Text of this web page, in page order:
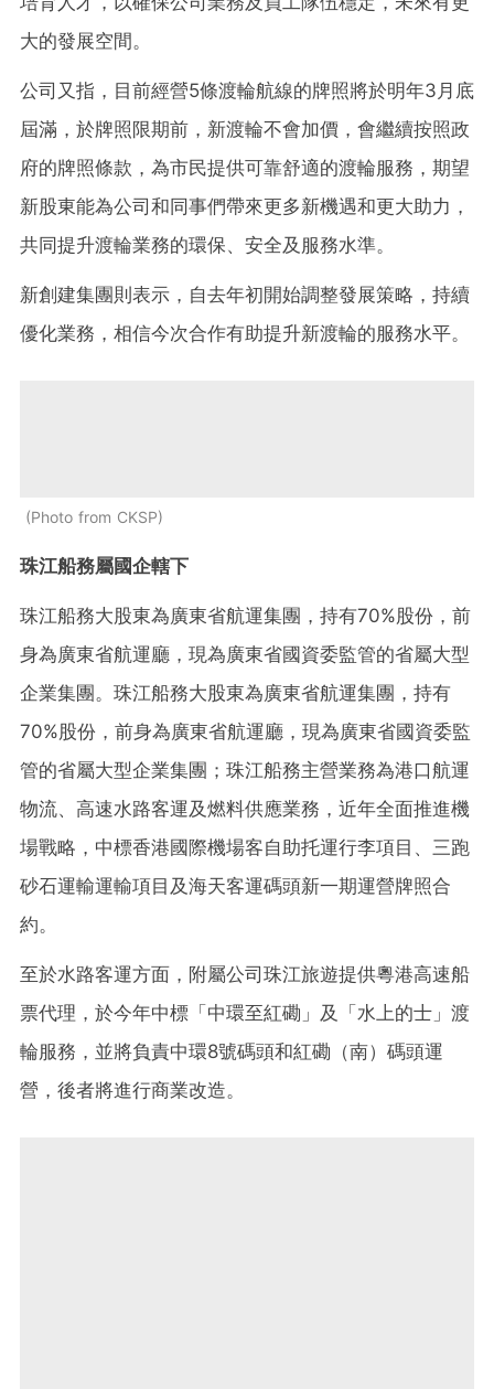
大的發展空間。
公司又指，目前經營5條渡輪航線的牌照將於明年3月底
屆滿，於牌照限期前，新渡輪不會加價，會繼續按照政
府的牌照條款，為市民提供可靠舒適的渡輪服務，期望
新股東能為公司和同事們帶來更多新機遇和更大助力，
共同提升渡輪業務的環保、安全及服務水準。
新創建集團則表示，自去年初開始調整發展策略，持續
優化業務，相信今次合作有助提升新渡輪的服務水平。
Photo from CKSP
珠江船務屬國企轄下
珠江船務大股東為廣東省航運集團，持有70%股份，前
身為廣東省航運廳，現為廣東省國資委監管的省屬大型
企業集團。珠江船務大股東為廣東省航運集團，持有
70%股份，前身為廣東省航運廳，現為廣東省國資委監
管的省屬大型企業集團；珠江船務主營業務為港口航運
物流、高速水路客運及燃料供應業務，近年全面推進機
場戰略，中標香港國際機場客自助托運行李項目、三跑
砂石運輸運輸項目及海天客運碼頭新一期運營牌照合
約。
至於水路客運方面，附屬公司珠江旅遊提供粵港高速船
票代理，於今年中標「中環至紅磡」及「水上的士」渡
輪服務，並將負責中環8號碼頭和紅磡（南）碼頭運
營，後者將進行商業改造。